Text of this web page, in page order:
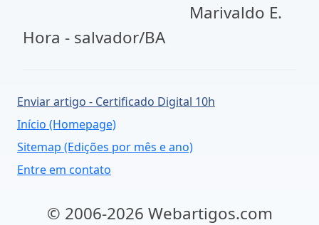
Marivaldo E.
Hora - salvador/BA
Enviar artigo - Certificado Digital 10h
Início (Homepage)
Sitemap (Edições por mês e ano)
Entre em contato
© 2006-2026 Webartigos.com